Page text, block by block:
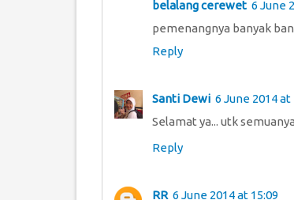
belalang cerewet 6 June
pemenangnya banyak
Reply
Santi Dewi 6 June 2014 at
Selamat ya... utk semuanya
Reply
RR 6 June 2014 at 15:09